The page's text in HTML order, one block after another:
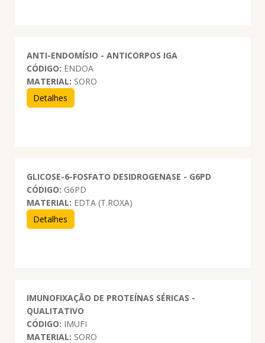
ANTI-ENDOMÍSIO - ANTICORPOS IGA
CÓDIGO: ENDOA
MATERIAL: SORO
Detalhes
GLICOSE-6-FOSFATO DESIDROGENASE - G6PD
CÓDIGO: G6PD
MATERIAL: EDTA (T.ROXA)
Detalhes
IMUNOFIXAÇÃO DE PROTEÍNAS SÉRICAS -
QUALITATIVO
CÓDIGO: IMUFI
MATERIAL: SORO